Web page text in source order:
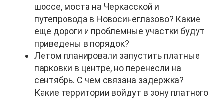
шоссе, моста на Черкасской и
путепровода в Новосинеглазово? Какие
еще дороги и проблемные участки будут
приведены в порядок?
Летом планировали запустить платные
парковки в центре, но перенесли на
сентябрь. С чем связана задержка?
Какие территории войдут в зону платного